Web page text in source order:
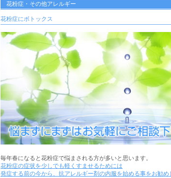
花粉症・その他アレルギー
花粉症にボトックス
毎年春になると花粉症で悩まされる方が多いと思います。
花粉症の症状を少しでも軽くすませるためには
発症する前の今から、抗アレルギー剤の内服を始める事をお勧め